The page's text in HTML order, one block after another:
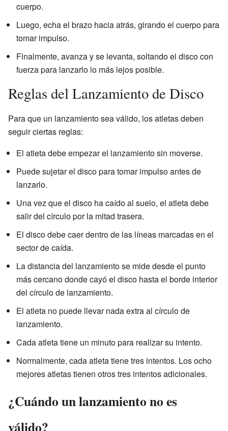
cuerpo.
Luego, echa el brazo hacia atrás, girando el cuerpo para
tomar impulso.
Finalmente, avanza y se levanta, soltando el disco con
fuerza para lanzarlo lo más lejos posible.
Reglas del Lanzamiento de Disco
Para que un lanzamiento sea válido, los atletas deben
seguir ciertas reglas:
El atleta debe empezar el lanzamiento sin moverse.
Puede sujetar el disco para tomar impulso antes de
lanzarlo.
Una vez que el disco ha caído al suelo, el atleta debe
salir del círculo por la mitad trasera.
El disco debe caer dentro de las líneas marcadas en el
sector de caída.
La distancia del lanzamiento se mide desde el punto
más cercano donde cayó el disco hasta el borde interior
del círculo de lanzamiento.
El atleta no puede llevar nada extra al círculo de
lanzamiento.
Cada atleta tiene un minuto para realizar su intento.
Normalmente, cada atleta tiene tres intentos. Los ocho
mejores atletas tienen otros tres intentos adicionales.
¿Cuándo un lanzamiento no es
válido?